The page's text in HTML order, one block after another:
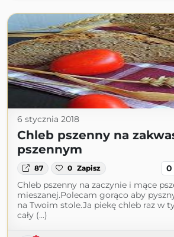
6 stycznia 2018
Chleb pszenny na
pszennym
87 0 Zapisz 0
Chleb pszenny na zaczynie i mące
mieszanej.Polecam gorąco aby
na Twoim stole.Ja piekę chleb raz w
cały (...)